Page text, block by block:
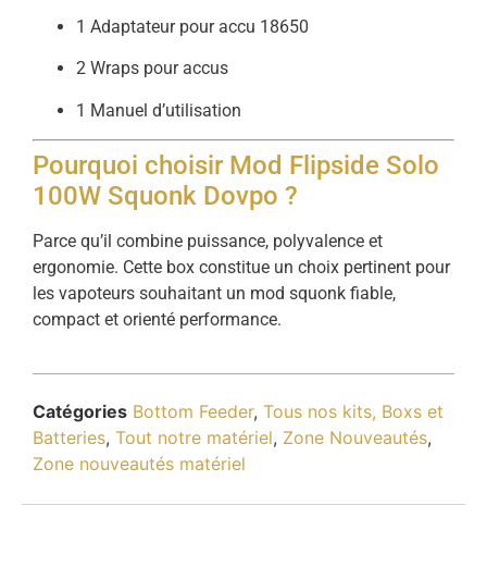
1 Adaptateur pour accu 18650
2 Wraps pour accus
1 Manuel d’utilisation
Pourquoi choisir Mod Flipside Solo
100W Squonk Dovpo ?
Parce qu’il combine puissance, polyvalence et
ergonomie. Cette box constitue un choix pertinent pour
les vapoteurs souhaitant un mod squonk fiable,
compact et orienté performance.
Catégories Bottom Feeder, Tous nos kits, Boxs et
Batteries, Tout notre matériel, Zone Nouveautés,
Zone nouveautés matériel